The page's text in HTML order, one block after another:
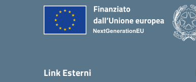
Link Esterni